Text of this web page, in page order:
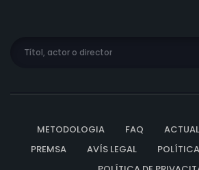
METODOLOGIA FAQ
PREMSA
AVÍS LEGAL